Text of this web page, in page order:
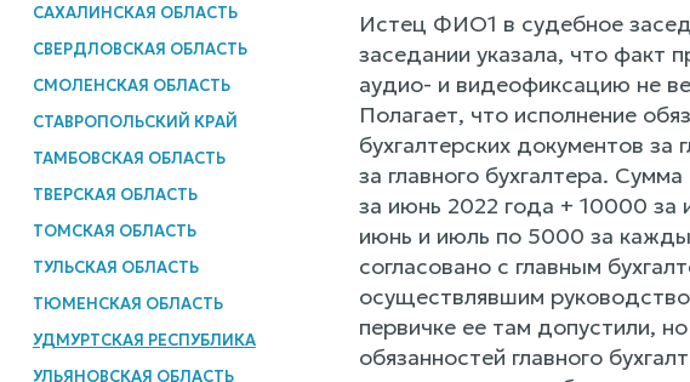
САХАЛИНСКАЯ ОБЛАСТЬ
СВЕРДЛОВСКАЯ ОБЛАСТЬ
СМОЛЕНСКАЯ ОБЛАСТЬ
СТАВРОПОЛЬСКИЙ КРАЙ
ТАМБОВСКАЯ ОБЛАСТЬ
ТВЕРСКАЯ ОБЛАСТЬ
ТОМСКАЯ ОБЛАСТЬ
ТУЛЬСКАЯ ОБЛАСТЬ
ТЮМЕНСКАЯ ОБЛАСТЬ
УДМУРТСКАЯ РЕСПУБЛИКА
УЛЬЯНОВСКАЯ ОБЛАСТЬ
Истец ФИО1 в судебное
заседании указала, что факт
аудио- и видеофиксацию не
Полагает, что исполнение
бухгалтерских документов
за главного бухгалтера.
за июнь 2022 года + 10000
июнь и июль по 5000 за
согласовано с главным
осуществлявшим
первичке ее там допустили,
обязанностей главного